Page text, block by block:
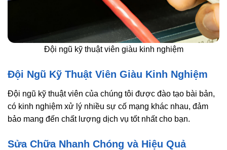
Đội ngũ kỹ thuật viên giàu kinh nghiệm
Đội Ngũ Kỹ Thuật Viên Giàu Kinh Nghiệm
Đội ngũ kỹ thuật viên của chúng tôi được đào tạo bài bản,
có kinh nghiệm xử lý nhiều sự cố mạng khác nhau, đảm
bảo mang đến chất lượng dịch vụ tốt nhất cho bạn.
Sửa Chữa Nhanh Chóng và Hiệu Quả